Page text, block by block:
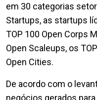
em 30 categorias
Startups, as startups
TOP 100 Open Corps
Open Scaleups, os
Open Cities.
De acordo com o
negócios gerados